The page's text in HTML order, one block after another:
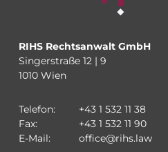
RIHS Rechtsanwalt GmbH
Singerstraße 12 | 9
1010 Wien
Telefon:
+43 1 532 11 38
Fax:
+43 1 532 11 90
E-Mail:
office@rihs.law